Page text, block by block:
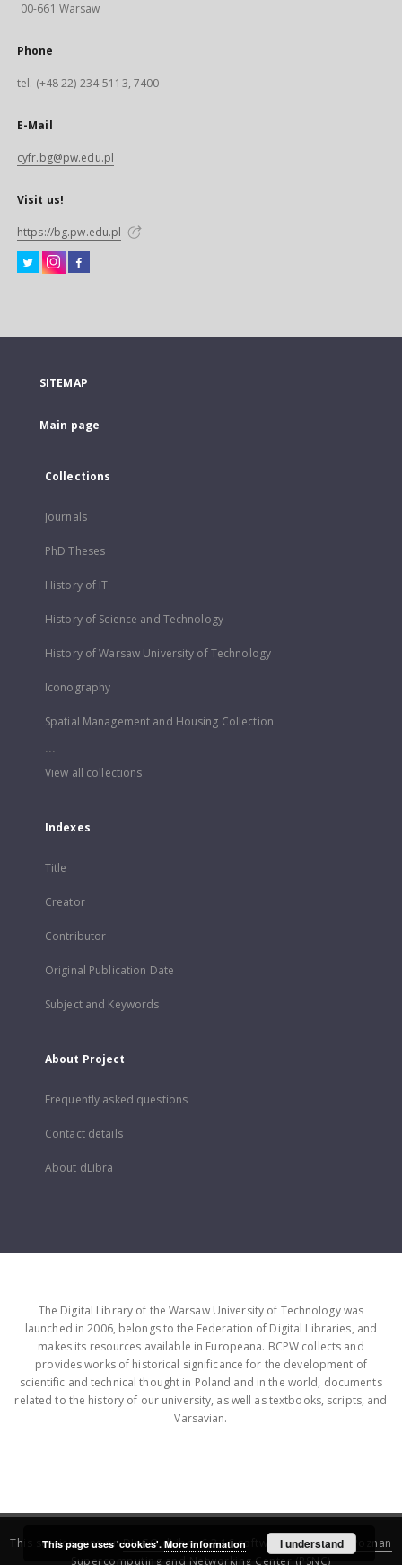
00-661 Warsaw
Phone
tel. (+48 22) 234-5113, 7400
E-Mail
cyfr.bg@pw.edu.pl
Visit us!
https://bg.pw.edu.pl
SITEMAP
Main page
Collections
Journals
PhD Theses
History of IT
History of Science and Technology
History of Warsaw University of Technology
Iconography
Spatial Management and Housing Collection
...
View all collections
Indexes
Title
Creator
Contributor
Original Publication Date
Subject and Keywords
About Project
Frequently asked questions
Contact details
About dLibra
The Digital Library of the Warsaw University of Technology was
launched in 2006, belongs to the Federation of Digital Libraries, and
makes its resources available in Europeana. BCPW collects and
provides works of historical significance for the development of
scientific and technical thought in Poland and in the world, documents
related to the history of our university, as well as textbooks, scripts, and
Varsavian.
This service runs onDInGO dLibra 6.3.16software created by
Poznan
Supercomputing and Networking Center (PSNC)
This page uses 'cookies'. More information I understand